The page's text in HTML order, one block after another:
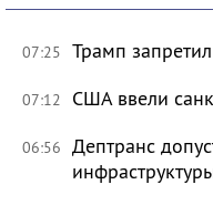
07:25 Трамп
07:12 США ввели
06:56 Дептранс